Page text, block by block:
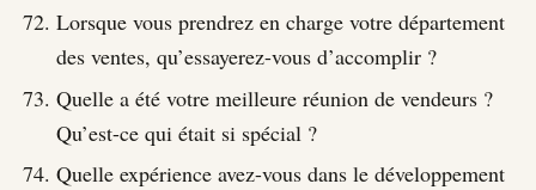
Lorsque vous prendrez en charge votre département
des ventes, qu’essayerez-vous d’accomplir ?
Quelle a été votre meilleure réunion de vendeurs ?
Qu’est-ce qui était si spécial ?
Quelle expérience avez-vous dans le développement